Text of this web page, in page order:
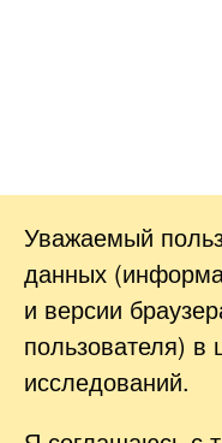
Уважаемый
данных
и версии
пользователя) в
исследований.